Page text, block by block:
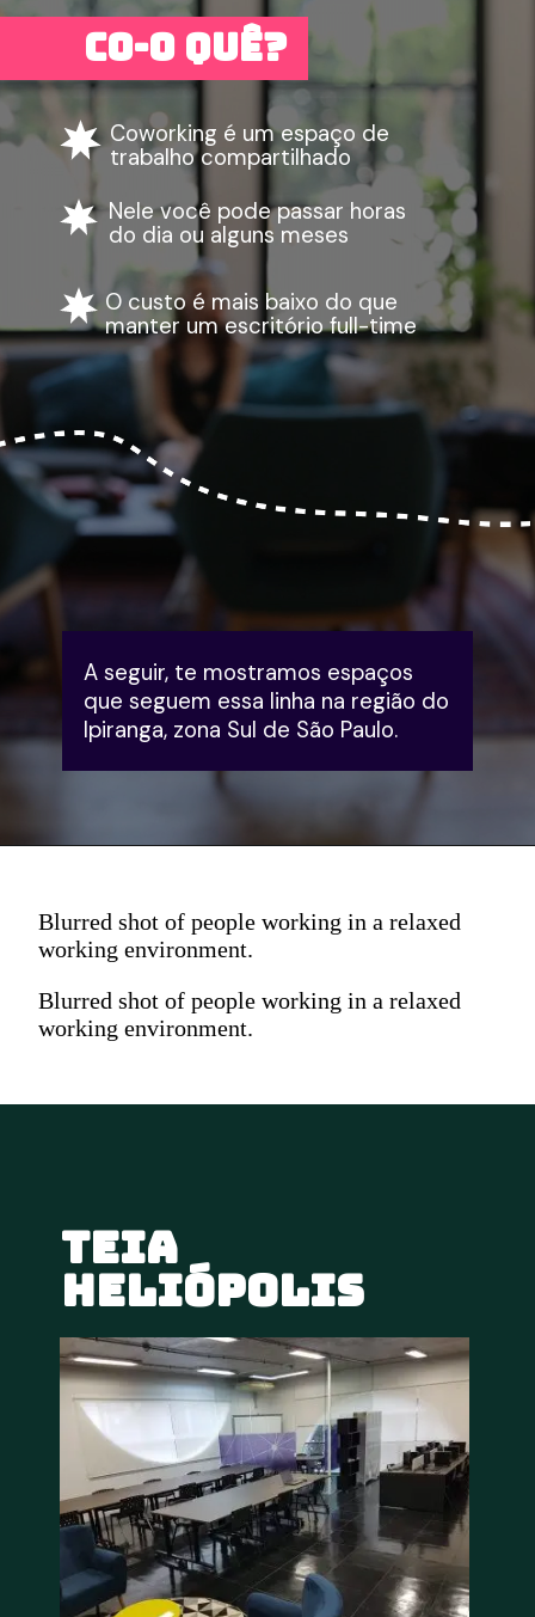
Co-o quê?
Coworking é um espaço de
trabalho compartilhado
Nele você pode passar horas
do dia ou alguns meses
O custo é mais baixo do que
manter um escritório full-time
A seguir, te mostramos espaços
que seguem essa linha na região do
Ipiranga, zona Sul de São Paulo.
Blurred shot of people working in a relaxed
working environment.
Blurred shot of people working in a relaxed
working environment.
Teia
Heliópolis